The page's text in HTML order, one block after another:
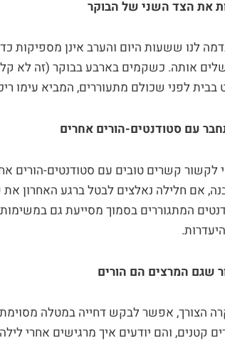
את הצד השני של הבוקר
לנו ששעות היום והערב אינן
אותה. כשקמים בארבע בבוקר (זה לא
לפני שכולם מתעוררים, המביא עימו
עם סטודנטים-הורים אחרים
לקשור קשרים טובים עם סטודנטים-הורים
אם חלילה נאלצים לבטל ברגע האחרון
המתגוררים בסמוך מסייעת גם
שגם המרצים הם הורים
הצורך, אפשר לבקש דחייה במטלה
קטנים, והם יודעים איך מרגישים אחרי